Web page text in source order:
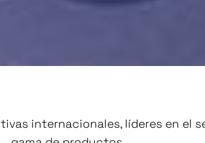
internacionales, líderes en el